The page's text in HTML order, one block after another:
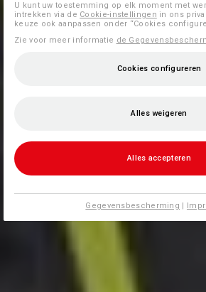
U kunt uw toestemming op elk moment met
intrekken via de Cookie-instellingen in ons
keuze ook aanpassen onder “Cookies
Zie voor meer informatie de
Cookies configureren
Alles weigeren
Alles accepteren
Gegevensbescherming |